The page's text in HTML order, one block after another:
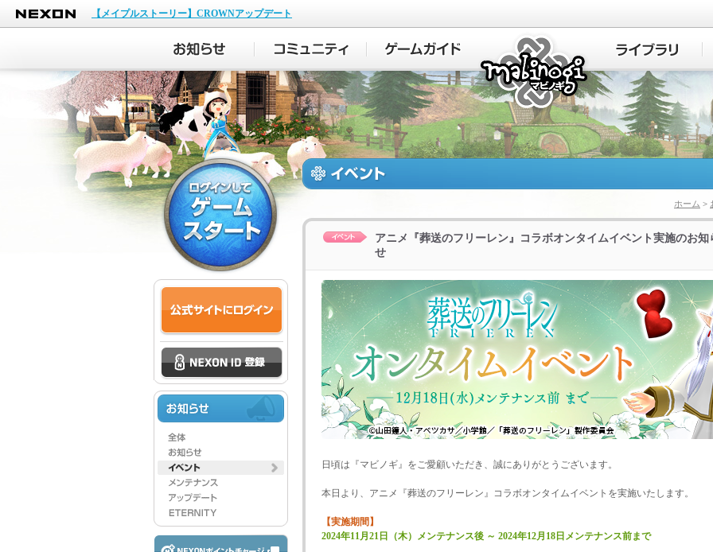
NEXON
【メイプルストーリー】CROWNアップデート
マビノギ
ホーム >
アニメ『葬送のフリーレン』コラボオンタイムイベント実施のお知
せ
日頃は『マビノギ』をご愛顧いただき、誠にありがとうございます。
本日より、アニメ『葬送のフリーレン』コラボオンタイムイベントを実施いたします。
【実施期間】
2024年11月21日（木）メンテナンス後 ～ 2024年12月18日メンテナンス前まで